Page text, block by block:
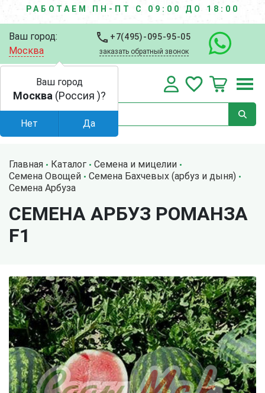
РАБОТАЕМ ПН-ПТ С 09:00 ДО 18:00
Ваш город:
Москва
+7(495)-095-95-05
заказать обратный звонок
Главная Каталог
Семена и мицелии
Семена Овощей
Семена Бахчевых (арбуз и дыня)
Семена Арбуза
СЕМЕНА АРБУЗ РОМАНЗА
F1
Ваш город
Москва (Россия )?
Нет Да